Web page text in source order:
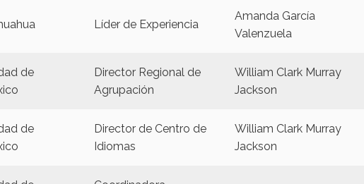
Líder de Experiencia
Amanda García
Valenzuela
de
Director Regional de
Agrupación
William Clark Murray
Jackson
de
Director de Centro de
Idiomas
William Clark Murray
Jackson